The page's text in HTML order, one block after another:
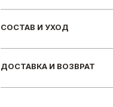
СОСТАВ И УХОД
ДОСТАВКА И ВОЗВРАТ